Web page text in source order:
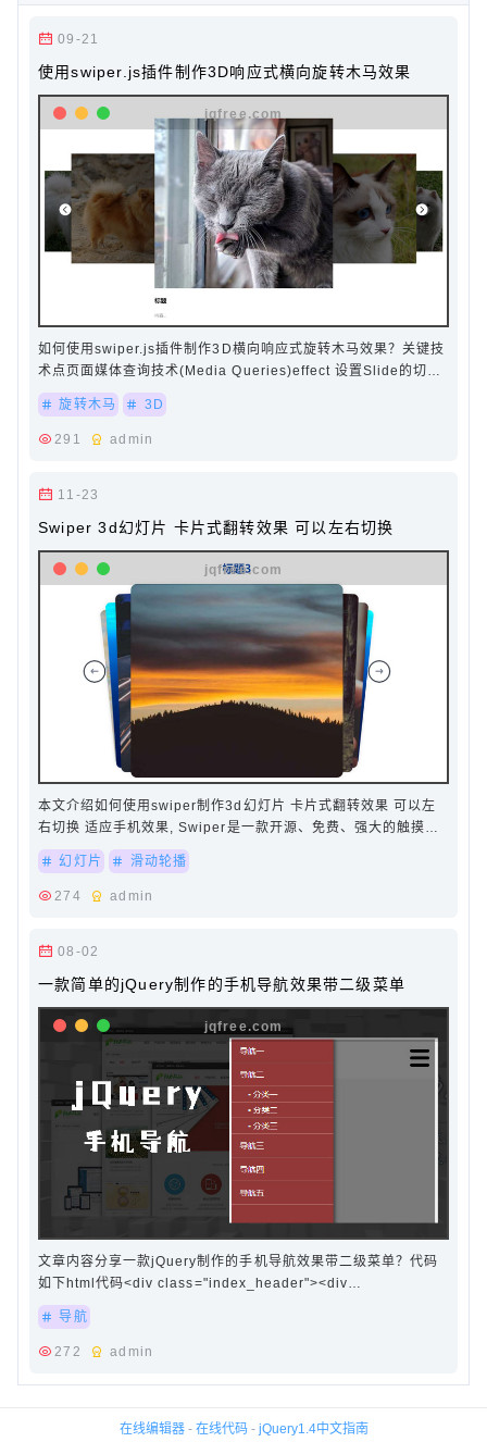
09-21
使用swiper.js插件制作3D响应式横向旋转木马效果
如何使用swiper.js插件制作3D横向响应式旋转木马效果？关键技
术点页面媒体查询技术(Media Queries)effect 设置Slide的切换
效果 本例子用的是"coverflow"…
旋转木马 3D
291 admin
11-23
Swiper 3d幻灯片 卡片式翻转效果 可以左右切换
本文介绍如何使用swiper制作3d幻灯片 卡片式翻转效果 可以左
右切换 适应手机效果, Swiper是一款开源、免费、强大的触摸滑
动插件，常用于移动端网站的内容触摸滑动…
幻灯片 滑动轮播
274 admin
08-02
一款简单的jQuery制作的手机导航效果带二级菜单
文章内容分享一款jQuery制作的手机导航效果带二级菜单？代码
如下html代码<div class="index_header"><div
class="sj_header"><div class="menu"><a
class="menubtn"><img src="images/menu.png…
导航
272 admin
在线编辑器- 在线代码- jQuery1.4中文指南